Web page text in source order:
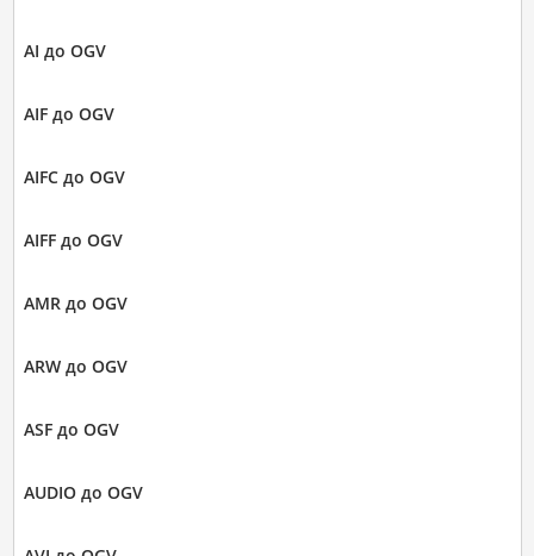
AI до OGV
AIF до OGV
AIFC до OGV
AIFF до OGV
AMR до OGV
ARW до OGV
ASF до OGV
AUDIO до OGV